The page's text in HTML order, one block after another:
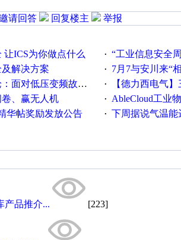
请回答 回复楼主 举报
让ICS为你做点什么 · “工业信息安全周之我见”
解决方案 · 7月7与安川来“
变频故障，老手是这样解决的！ · 【德力西电气】三
、赢无人机 · AbleCloud工业物联
华帖奖励发放公告 · 下周据说气温能
产品推介... [223]